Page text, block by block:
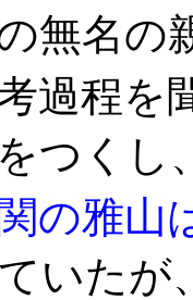
無名の
過程を
つくし
の雅山
いたが